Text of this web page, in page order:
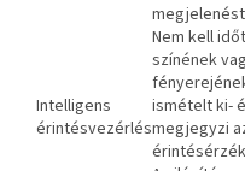
Intelligens
érintésvezérlés
Nem kell
színének
ismételt ki-
megjegyzi